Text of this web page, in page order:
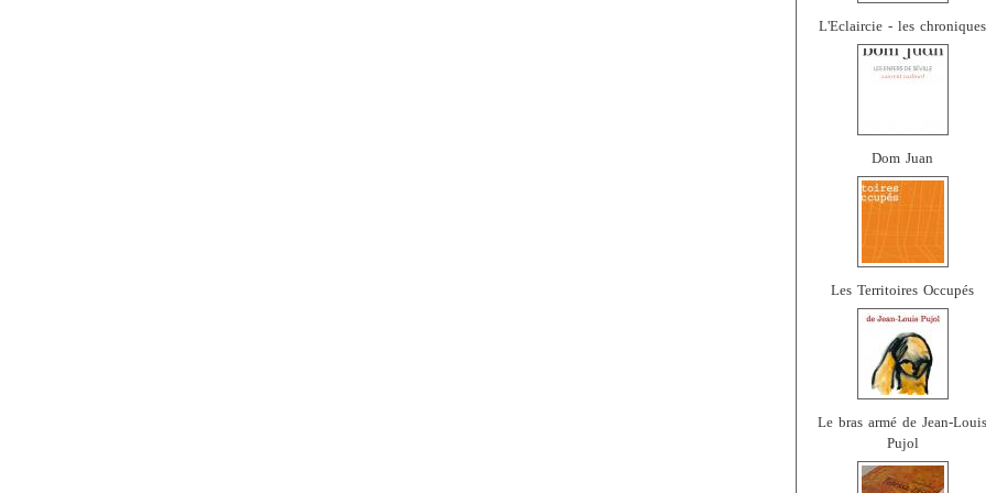
L'Eclaircie - les chroniques
Dom Juan
Les Territoires Occupés
Le bras armé de Jean-Louis
Pujol